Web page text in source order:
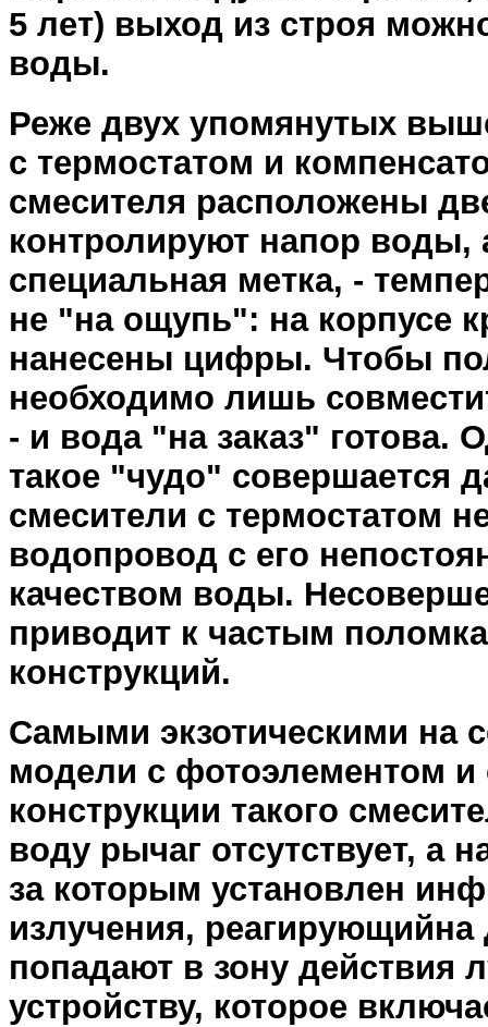
5 лет) выход из строя
воды.
Реже двух упомянутых
с термостатом и
смесителя расположены
контролируют напор воды,
специальная метка, -
не "на ощупь": на корпусе
нанесены цифры. Чтобы
необходимо лишь
- и вода "на заказ" готова.
такое "чудо" совершается
смесители с термостатом
водопровод с его
качеством воды.
приводит к частым
конструкций.
Самыми экзотическими на
модели с фотоэлементом
конструкции такого
воду рычаг отсутствует, а
за которым установлен
излучения, реагирующийна
попадают в зону действия
устройству, которое